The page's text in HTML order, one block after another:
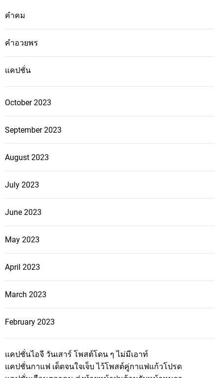
คำคม
คำอวยพร
แคปชั่น
October 2023
September 2023
August 2023
July 2023
June 2023
May 2023
April 2023
March 2023
February 2023
แคปชั่นไอจี วันเสาร์ โพสต์โดน ๆ ไม่มีเอาท์
แคปชั่นกาแฟ เด็ดจนใจเจ็บ ไว้โพสต์คู่กาแฟแก้วโปรด